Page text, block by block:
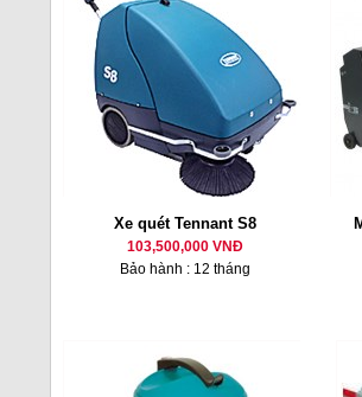
Xe quét Tennant S8
103,500,000 VNĐ
Bảo hành : 12 tháng